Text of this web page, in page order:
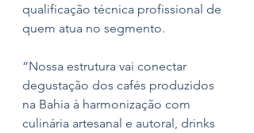
qualificação técnica profissional de
quem atua no segmento.
“Nossa estrutura vai conectar
degustação dos cafés produzidos
na Bahia à harmonização com
culinária artesanal e autoral, drinks